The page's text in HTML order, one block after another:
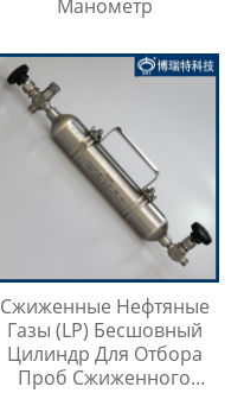
Манометр
Сжиженные Нефтяные
Газы (LP) Бесшовный
Цилиндр Для Отбора
Проб Сжиженного